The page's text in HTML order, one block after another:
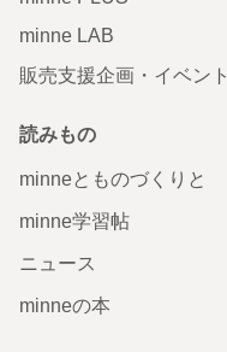
minne LAB
販売支援企画・イベント
読みもの
minneとものづくりと
minne学習帖
ニュース
minneの本